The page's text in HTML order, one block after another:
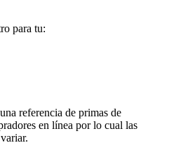
para tu:
referencia de primas de
en línea por lo cual las